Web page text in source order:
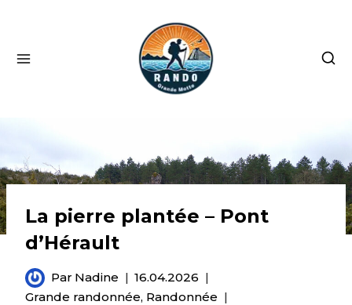
La pierre plantée – Pont
d’Hérault
Par Nadine
16.04.2026
Grande randonnée, Randonnée